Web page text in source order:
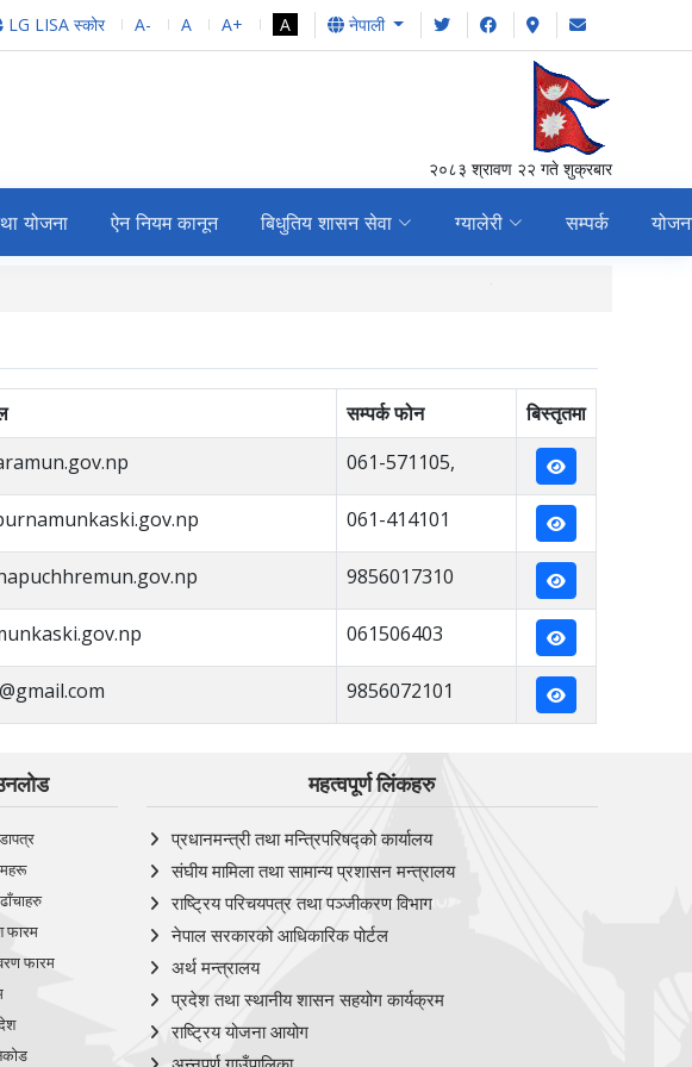
LG LISA स्कोर A- A A+ A नेपाली
२०८३ श्रावण २२ गते शुक्रबार
योजना ऐन नियम कानून बिधुतिय शासन सेवा ग्यालेरी सम्पर्क
सम्पर्क फोन
बिस्तृतमा
061-571105,
061-414101
9856017310
061506403
9856072101
फारम
फारम
महत्वपूर्ण लिंकहरु
प्रधानमन्त्री तथा मन्त्रिपरिषद्को कार्यालय
संघीय मामिला तथा सामान्य प्रशासन मन्त्रालय
राष्ट्रिय परिचयपत्र तथा पञ्‍जीकरण विभाग
नेपाल सरकारको आधिकारिक पोर्टल
अर्थ मन्त्रालय
प्रदेश तथा स्थानीय शासन सहयोग कार्यक्रम
राष्ट्रिय योजना आयोग